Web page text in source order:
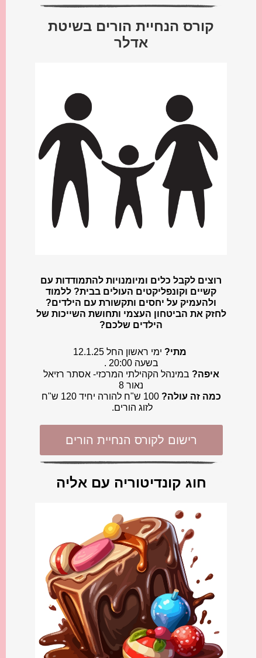
קורס הנחיית הורים בשיטת
אדלר
רוצים לקבל כלים ומיומנויות להתמודדות עם
קשיים וקונפליקטים העולים בבית? ללמוד
ולהעמיק על יחסים ותקשורת עם הילדים?
לחזק את הביטחון העצמי ותחושת השייכות של
הילדים שלכם?
️ מתי? ימי ראשון החל 12.1.25
בשעה 20:00 .
איפה? במינהל הקהילתי המרכזי- אסתר רזיאל
נאור 8
כמה זה עולה?
100 ש"ח להורה יחיד 120 ש"ח
לזוג הורים.
רישום לקורס הנחיית הורים
חוג קונדיטוריה עם אליה